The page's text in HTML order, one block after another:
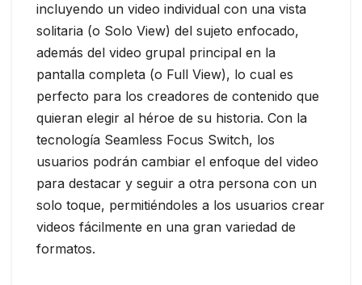
incluyendo un video individual con una vista
solitaria (o Solo View) del sujeto enfocado,
además del video grupal principal en la
pantalla completa (o Full View), lo cual es
perfecto para los creadores de contenido que
quieran elegir al héroe de su historia. Con la
tecnología Seamless Focus Switch, los
usuarios podrán cambiar el enfoque del video
para destacar y seguir a otra persona con un
solo toque, permitiéndoles a los usuarios crear
videos fácilmente en una gran variedad de
formatos.